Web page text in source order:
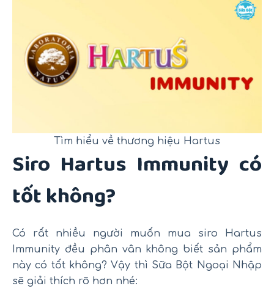
Tìm hiểu về thương hiệu Hartus
Siro Hartus Immunity có
tốt không?
Có rất nhiều người muốn mua siro Hartus
Immunity đều phân vân không biết sản phẩm
này có tốt không? Vậy thì Sữa Bột Ngoại Nhập
sẽ giải thích rõ hơn nhé: